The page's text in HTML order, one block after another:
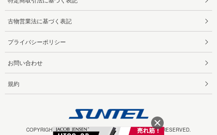
古物営業法に基づく表記
プライバシーポリシー
お問い合わせ
規約
COPYRIGHT 2025 SUNTELEPHONE CO.,LTD ALL RIGHTS RESERVED.